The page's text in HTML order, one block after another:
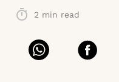
2 min read